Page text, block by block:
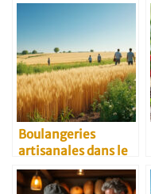
Boulangeries
artisanales dans le
Kansai et douceurs
locales à rapporter